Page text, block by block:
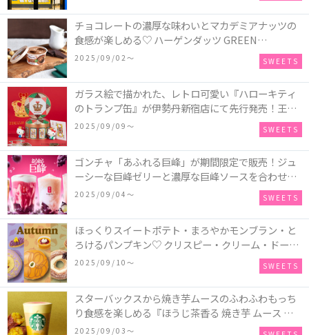
チョコレートの濃厚な味わいとマカデミアナッツの
食感が楽しめる♡ ハーゲンダッツ GREEN
CRAFT(グリーンクラフト) ミニカップ『チョコレー
2025/09/02〜 SWEETS
ガラス絵で描かれた、レトロ可愛い『ハローキティ
のトランプ缶』が伊勢丹新宿店にて先行発売！王冠
キティのフィギュア、キティトランプのステッカー
2025/09/09〜 SWEETS
ゴンチャ「あふれる巨峰」が期間限定で販売！ジュ
ーシーな巨峰ゼリーと濃厚な巨峰ソースを合わせた
ミルクティー、ティーエード、ジェラッティー、ス
2025/09/04〜 SWEETS
ほっくりスイートポテト・まろやかモンブラン・と
ろけるパンプキン♡ クリスピー・クリーム・ドーナ
ツに“いも”“栗“”かぼちゃ“を使用し、秋らしい人気
2025/09/10〜 SWEETS
スターバックスから焼き芋ムースのふわふわもっち
り食感を楽しめる『ほうじ茶香る 焼き芋 ムース テ
ィー ラテ』が新発売！大好評の『チョコレート ムー
2025/09/03〜